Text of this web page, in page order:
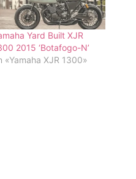
Yard Built XJR
2015 ‘Botafogo-N’
«Yamaha XJR 1300»